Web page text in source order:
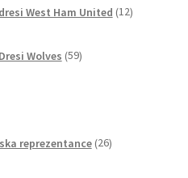
West Ham United 12izdelkov
Wolves 59izdelkov
reprezentance 26izdelkov